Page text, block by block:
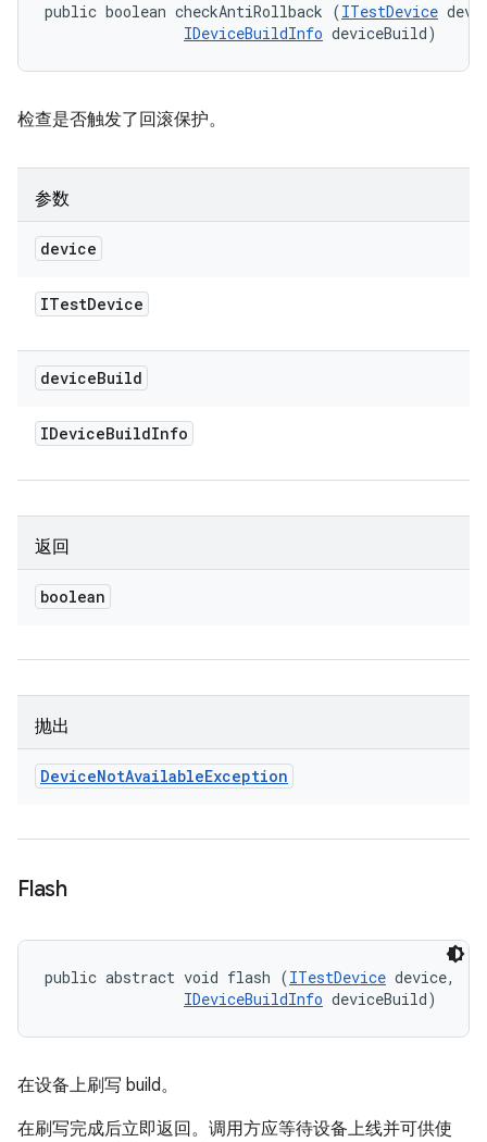
public boolean checkAntiRollback (ITestDevice
IDeviceBuildInfo deviceBuild)
检查是否触发了回滚保护。
参数
device
ITestDevice
deviceBuild
IDeviceBuildInfo
返回
boolean
抛出
DeviceNotAvailableException
Flash
public abstract void flash (ITestDevice device,
IDeviceBuildInfo deviceBuild)
在设备上刷写 build。
在刷写完成后立即返回。调用方应等待设备上线并可供使